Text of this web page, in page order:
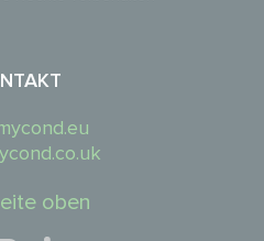
oben